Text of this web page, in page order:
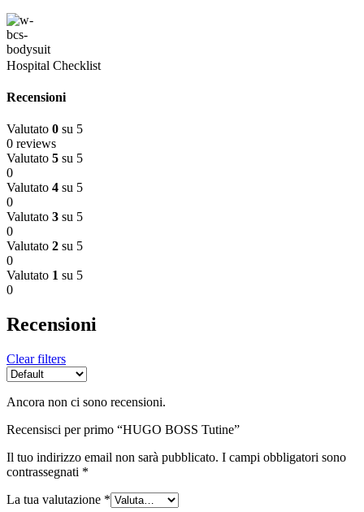
Hospital Checklist
Recensioni
Valutato 0 su 5
0 reviews
Valutato 5 su 5
0
Valutato 4 su 5
0
Valutato 3 su 5
0
Valutato 2 su 5
0
Valutato 1 su 5
0
Recensioni
Clear filters
Ancora non ci sono recensioni.
Recensisci per primo “HUGO BOSS Tutine”
Il tuo indirizzo email non sarà pubblicato. I campi obbligatori sono
contrassegnati *
La tua valutazione *